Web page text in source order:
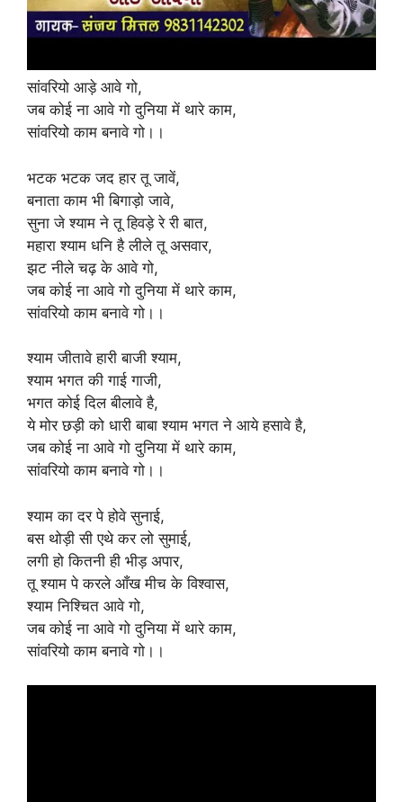
सांवरियो आड़े आवे गो,
जब कोई ना आवे गो दुनिया में थारे काम,
सांवरियो काम बनावे गो।।
भटक भटक जद हार तू जावें,
बनाता काम भी बिगाड़ो जावे,
सुना जे श्याम ने तू हिवड़े रे री बात,
महारा श्याम धनि है लीले तू असवार,
झट नीले चढ़ के आवे गो,
जब कोई ना आवे गो दुनिया में थारे काम,
सांवरियो काम बनावे गो।।
श्याम जीतावे हारी बाजी श्याम,
श्याम भगत की गाई गाजी,
भगत कोई दिल बीलावे है,
ये मोर छड़ी को धारी बाबा श्याम भगत ने आये हसावे है,
जब कोई ना आवे गो दुनिया में थारे काम,
सांवरियो काम बनावे गो।।
श्याम का दर पे होवे सुनाई,
बस थोड़ी सी एथे कर लो सुमाई,
लगी हो कितनी ही भीड़ अपार,
तू श्याम पे करले आँख मीच के विश्वास,
श्याम निश्चित आवे गो,
जब कोई ना आवे गो दुनिया में थारे काम,
सांवरियो काम बनावे गो।।